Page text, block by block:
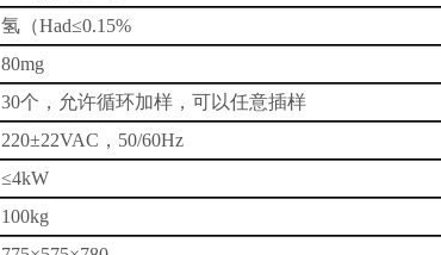
氢（Had≤0.15%
80mg
30个，允许循环加样，可以任意插样
220±22VAC，50/60Hz
≤4kW
100kg